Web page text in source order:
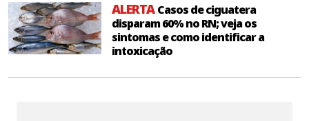
ALERTACasos de ciguatera
disparam 60% no RN; veja os
sintomas e como identificar a
intoxicação